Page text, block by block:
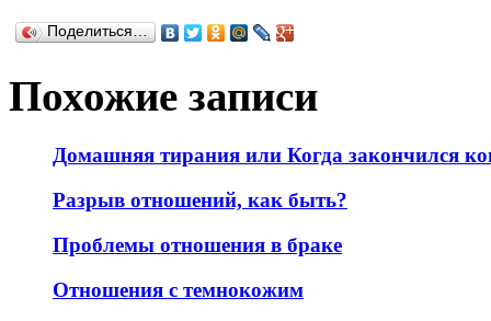
Поделиться…
Похожие записи
Домашняя тирания или Когда закончился
Разрыв отношений, как быть?
Проблемы отношения в браке
Отношения с темнокожим